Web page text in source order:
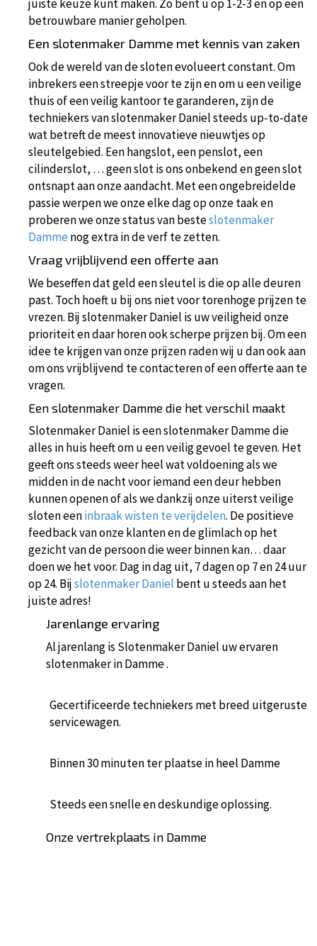
juiste keuze kunt maken. Zo bent u op 1-2-3 en op een
betrouwbare manier geholpen.
Een slotenmaker Damme met kennis van zaken
Ook de wereld van de sloten evolueert constant. Om
inbrekers een streepje voor te zijn en om u een veilige
thuis of een veilig kantoor te garanderen, zijn de
techniekers van slotenmaker Daniel steeds up-to-date
wat betreft de meest innovatieve nieuwtjes op
sleutelgebied. Een hangslot, een penslot, een
cilinderslot, … geen slot is ons onbekend en geen slot
ontsnapt aan onze aandacht. Met een ongebreidelde
passie werpen we onze elke dag op onze taak en
proberen we onze status van besteslotenmaker
Damme nog extra in de verf te zetten.
Vraag vrijblijvend een offerte aan
We beseffen dat geld een sleutel is die op alle deuren
past. Toch hoeft u bij ons niet voor torenhoge prijzen te
vrezen. Bij slotenmaker Daniel is uw veiligheid onze
prioriteit en daar horen ook scherpe prijzen bij. Om een
idee te krijgen van onze prijzen raden wij u dan ook aan
om ons vrijblijvend te contacteren of een offerte aan te
vragen.
Een slotenmaker Damme die het verschil maakt
Slotenmaker Daniel is een slotenmaker Damme die
alles in huis heeft om u een veilig gevoel te geven. Het
geeft ons steeds weer heel wat voldoening als we
midden in de nacht voor iemand een deur hebben
kunnen openen of als we dankzij onze uiterst veilige
sloten eeninbraak wisten te verijdelen. De positieve
feedback van onze klanten en de glimlach op het
gezicht van de persoon die weer binnen kan… daar
doen we het voor. Dag in dag uit, 7 dagen op 7 en 24 uur
op 24. Bijslotenmaker Daniel bent u steeds aan het
juiste adres!
Jarenlange ervaring
Al jarenlang is Slotenmaker Daniel uw ervaren
slotenmaker in Damme .
Gecertificeerde techniekers met breed uitgeruste
servicewagen.
Binnen 30 minuten ter plaatse in heel Damme
Steeds een snelle en deskundige oplossing.
Onze vertrekplaats in Damme